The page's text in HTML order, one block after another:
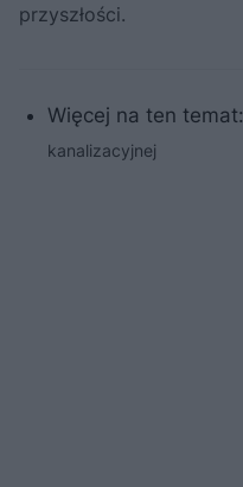
przyszłości.
Więcej na ten temat:
kanalizacyjnej